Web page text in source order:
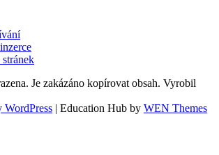
Je zakázáno kopírovat obsah. Vyrobil
WordPress | Education Hub by WEN Themes